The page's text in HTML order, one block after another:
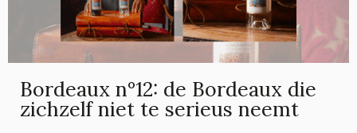
Bordeaux n°12: de Bordeaux die
zichzelf niet te serieus neemt